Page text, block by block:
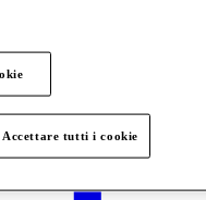
Accettare tutti i cookie